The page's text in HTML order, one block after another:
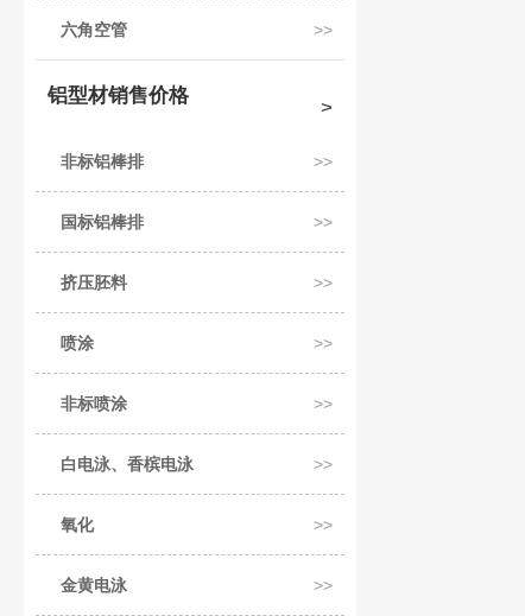
六角空管
铝型材销售价格
非标铝棒排
国标铝棒排
挤压胚料
喷涂
非标喷涂
白电泳、香槟电泳
氧化
金黄电泳